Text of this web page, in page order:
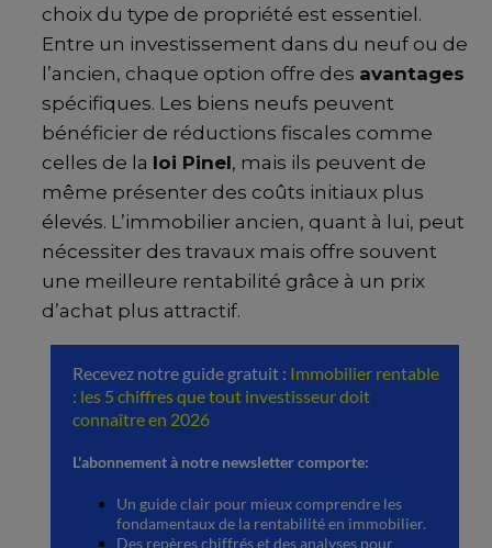
choix du type de propriété est essentiel.
Entre un investissement dans du neuf ou de
l’ancien, chaque option offre des avantages
spécifiques. Les biens neufs peuvent
bénéficier de réductions fiscales comme
celles de la loi Pinel, mais ils peuvent de
même présenter des coûts initiaux plus
élevés. L’immobilier ancien, quant à lui, peut
nécessiter des travaux mais offre souvent
une meilleure rentabilité grâce à un prix
d’achat plus attractif.